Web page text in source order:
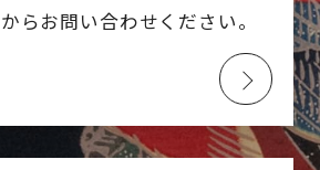
らお問い合わせください。